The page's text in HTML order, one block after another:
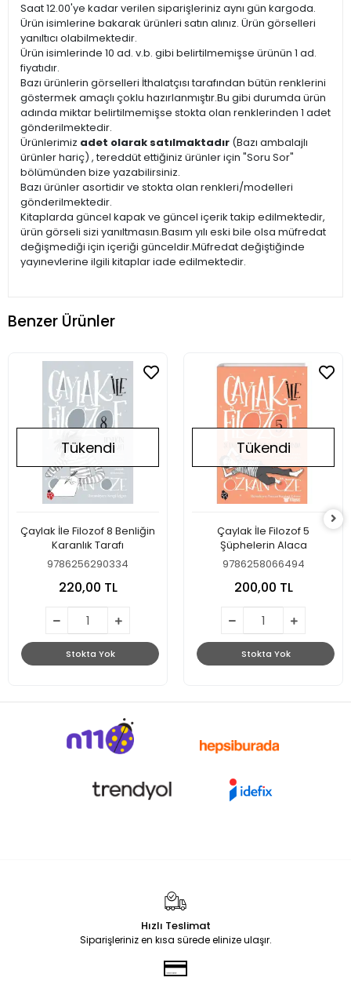
Saat 12.00'ye kadar verilen siparişleriniz aynı gün kargoda.
Ürün isimlerine bakarak ürünleri satın alınız. Ürün görselleri
yanıltıcı olabilmektedir.
Ürün isimlerinde 10 ad. v.b. gibi belirtilmemişse ürünün 1 ad.
fiyatıdır.
Bazı ürünlerin görselleri İthalatçısı tarafından bütün renklerini
göstermek amaçlı çoklu hazırlanmıştır.Bu gibi durumda ürün
adında miktar belirtilmemişse stokta olan renklerinden 1 adet
gönderilmektedir.
Ürünlerimiz adet olarak satılmaktadır (Bazı ambalajlı
ürünler hariç) , tereddüt ettiğiniz ürünler için "Soru Sor"
bölümünden bize yazabilirsiniz.
Bazı ürünler asortidir ve stokta olan renkleri/modelleri
gönderilmektedir.
Kitaplarda güncel kapak ve güncel içerik takip edilmektedir,
ürün görseli sizi yanıltmasın.Basım yılı eski bile olsa müfredat
değişmediği için içeriği günceldir.Müfredat değiştiğinde
yayınevlerine ilgili kitaplar iade edilmektedir.
Benzer Ürünler
Tükendi
Çaylak İle Filozof 8 Benliğin
Karanlık Tarafı
9786256290334
220,00 TL
Stokta Yok
Tükendi
Çaylak İle Filozof 5
Şüphelerin Alaca
9786258066494
200,00 TL
Stokta Yok
Hızlı Teslimat
Siparişleriniz en kısa sürede elinize ulaşır.